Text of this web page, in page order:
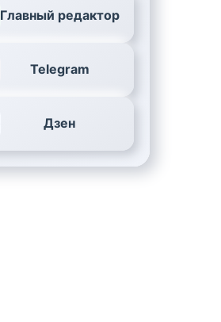
Главный редактор
Telegram
Дзен